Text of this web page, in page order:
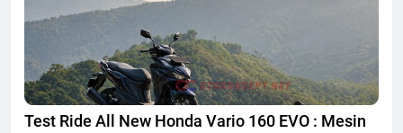
Test Ride All New Honda Vario 160 EVO : Mesin